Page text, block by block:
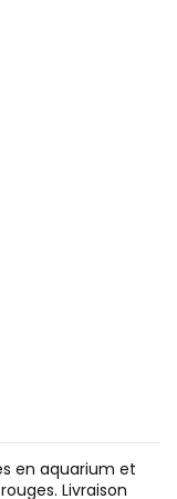
en aquarium et
Livraison